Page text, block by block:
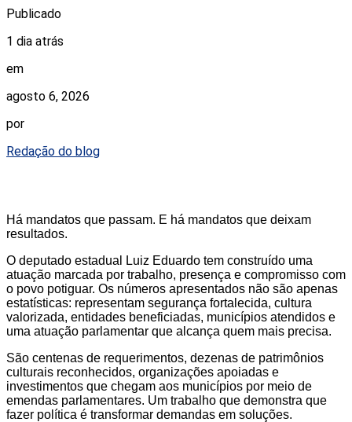
Publicado
1 dia atrás
em
agosto 6, 2026
por
Redação do blog
Há mandatos que passam. E há mandatos que deixam
resultados.
O deputado estadual Luiz Eduardo tem construído uma
atuação marcada por trabalho, presença e compromisso com
o povo potiguar. Os números apresentados não são apenas
estatísticas: representam segurança fortalecida, cultura
valorizada, entidades beneficiadas, municípios atendidos e
uma atuação parlamentar que alcança quem mais precisa.
São centenas de requerimentos, dezenas de patrimônios
culturais reconhecidos, organizações apoiadas e
investimentos que chegam aos municípios por meio de
emendas parlamentares. Um trabalho que demonstra que
fazer política é transformar demandas em soluções.